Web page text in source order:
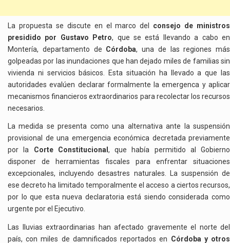
La propuesta se discute en el marco del consejo de ministros
presidido por Gustavo Petro, que se está llevando a cabo en
Montería, departamento de Córdoba, una de las regiones más
golpeadas por las inundaciones que han dejado miles de familias sin
vivienda ni servicios básicos. Esta situación ha llevado a que las
autoridades evalúen declarar formalmente la emergenca y aplicar
mecanismos financieros extraordinarios para recolectar los recursos
necesarios.
La medida se presenta como una alternativa ante la suspensión
provisional de una emergencia económica decretada previamente
por la Corte Constitucional , que había permitido al Gobierno
disponer de herramientas fiscales para enfrentar situaciones
excepcionales, incluyendo desastres naturales. La suspensión de
ese decreto ha limitado temporalmente el acceso a ciertos recursos,
por lo que esta nueva declaratoria está siendo considerada como
urgente por el Ejecutivo.
Las lluvias extraordinarias han afectado gravemente el norte del
país, con miles de damnificados reportados en Córdoba y otros